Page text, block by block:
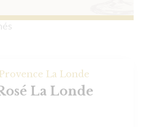
La Londe
La Londe